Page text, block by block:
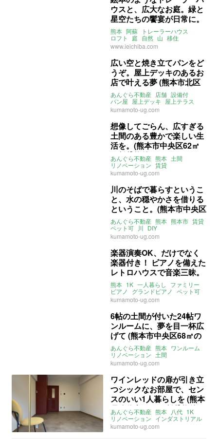
ウスと、広大なお庭。緑と
星空たちの饗宴が日常に。
(熊本県阿蘇郡の売買物件)
熊本 阿蘇
トレーラーハウス
ロフト
庭 自然 山 移住
大家女子 売買
www.ieichiba.com
広い空と焼き立てパンをど
うぞ。屋上デッキのあるお
店で叶える夢 (熊本市北区
40㎡の賃貸物件)
あんぐら不動産 店舗 設備付
パン屋 屋上デッキ 屋上テラス
螺旋階段
熊本 清水亀井
ライター：増成かおり
kumamoto-ug.com
想像してごらん、広すぎる
土間のある豊かで楽しい生
活を。(熊本市中央区62㎡
の賃貸物件)
あんぐら不動産 熊本 土間
リノベーション 賃貸
kumamoto-ug.com
川のそばで暮らすというこ
と、水の穏やかさを借りる
ということ。(熊本市中央区
36㎡の賃貸物件)
あんぐら不動産 熊本 熊本市 賃貸
ペット可 川 DIY
ライター：くまのなな
kumamoto-ug.com
楽器演奏OK、だけでなく
楽器付き！ ピアノを備えた
レトロハウスで音楽三昧。
(熊本市中央区62㎡の賃貸
物件)
熊本 1K 一人暮らし
ファミリー
ピアノ
グランドピアノ ペット可
音楽 一軒家 庭 レトロ
スタジオ
壺川 坪井川緑地公園
熊本電鉄菊池線
打越駅
熊本電鉄藤崎線 黒髪町駅
ライター：増成かおり 賃貸
kumamoto-ug.com
6帖の土間が付いた24帖ワ
ンルームに、夢を目一杯広
げて (熊本市中央区68㎡の
賃貸物件)
あんぐら不動産 熊本 ワンルーム
リノベーション 土間
ライター：ほしりょうこ
kumamoto-ug.com
ワインレッドの扉が引き立
つシックなお部屋で、セン
スのいい1人暮らしを (熊本
県八代市25㎡の賃貸物件)
あんぐら不動産 熊本 八代 1K
リノベーション インダストリアル
ライター：ほしりょうこ
kumamoto-ug.com